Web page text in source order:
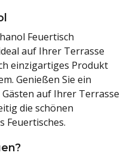
Feuertisch
auf Ihrer Terrasse
einzigartiges Produkt
Genießen Sie ein
auf Ihrer Terrasse
die schönen
Feuertisches.